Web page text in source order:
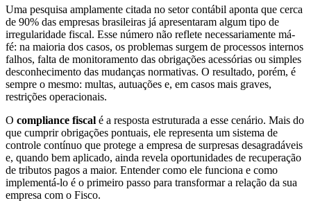
Uma pesquisa amplamente citada no setor contábil aponta que cerca
de 90% das empresas brasileiras já apresentaram algum tipo de
irregularidade fiscal. Esse número não reflete necessariamente má-
fé: na maioria dos casos, os problemas surgem de processos internos
falhos, falta de monitoramento das obrigações acessórias ou simples
desconhecimento das mudanças normativas. O resultado, porém, é
sempre o mesmo: multas, autuações e, em casos mais graves,
restrições operacionais.
O compliance fiscal é a resposta estruturada a esse cenário. Mais do
que cumprir obrigações pontuais, ele representa um sistema de
controle contínuo que protege a empresa de surpresas desagradáveis
e, quando bem aplicado, ainda revela oportunidades de recuperação
de tributos pagos a maior. Entender como ele funciona e como
implementá-lo é o primeiro passo para transformar a relação da sua
empresa com o Fisco.